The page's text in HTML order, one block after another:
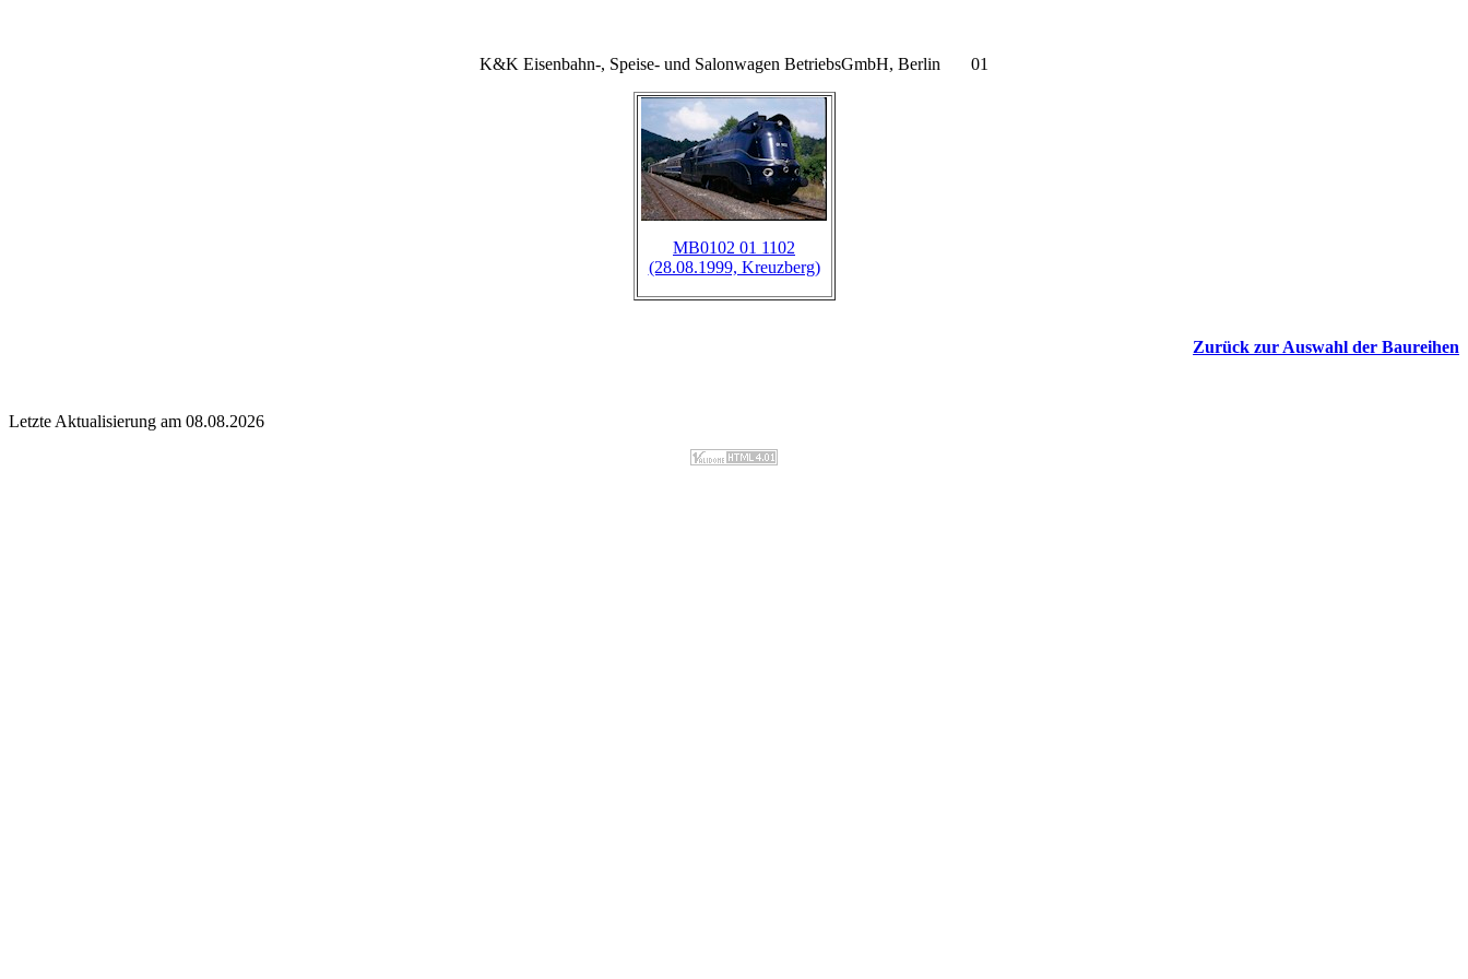
K&K Eisenbahn-, Speise- und Salonwagen BetriebsGmbH, Berlin 01
MB0102 01 1102
(28.08.1999, Kreuzberg)
Zurück zur Auswahl der Baureihen
Letzte Aktualisierung am 08.08.2026